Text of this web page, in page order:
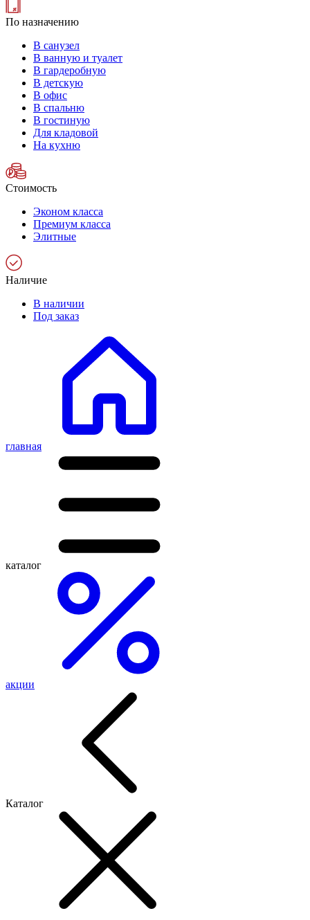
По назначению
В санузел
В ванную и туалет
В гардеробную
В детскую
В офис
В спальню
В гостиную
Для кладовой
На кухню
Стоимость
Эконом класса
Премиум класса
Элитные
Наличие
В наличии
Под заказ
главная
каталог
акции
Каталог